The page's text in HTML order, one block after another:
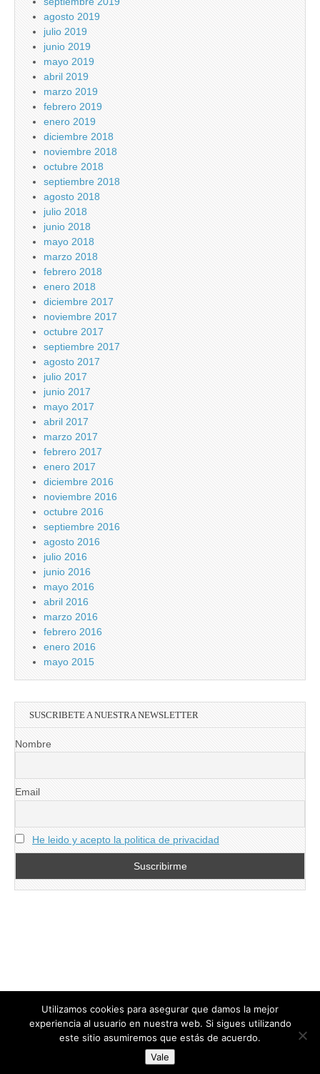
agosto 2019
julio 2019
junio 2019
mayo 2019
abril 2019
marzo 2019
febrero 2019
enero 2019
diciembre 2018
noviembre 2018
octubre 2018
septiembre 2018
agosto 2018
julio 2018
junio 2018
mayo 2018
marzo 2018
febrero 2018
enero 2018
diciembre 2017
noviembre 2017
octubre 2017
septiembre 2017
agosto 2017
julio 2017
junio 2017
mayo 2017
abril 2017
marzo 2017
febrero 2017
enero 2017
diciembre 2016
noviembre 2016
octubre 2016
septiembre 2016
agosto 2016
julio 2016
junio 2016
mayo 2016
abril 2016
marzo 2016
febrero 2016
enero 2016
mayo 2015
SUSCRIBETE A NUESTRA NEWSLETTER
Nombre
Email
He leido y acepto la politica de privacidad
directoresdeseguridad.es
Diseñado por Centro Andaluz de Estudios y Entrenamiento
Utilizamos cookies para asegurar que damos la mejor
experiencia al usuario en nuestra web. Si sigues utilizando
este sitio asumiremos que estás de acuerdo.
Vale